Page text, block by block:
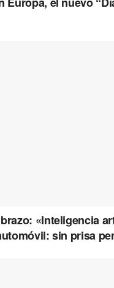
«Inteligencia
sin prisa